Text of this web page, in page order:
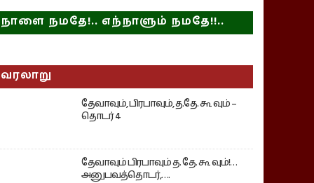
நாளை நமதே!.. எந்நாளும் நமதே!!..
வரலாறு
தேவாவும், பிரபாவும், த.தே. கூ வும் –
தொடர் 4
தேவாவும் பிரபாவும் த. தே. கூ வும்!…
அனுபவத்தொடர்,….